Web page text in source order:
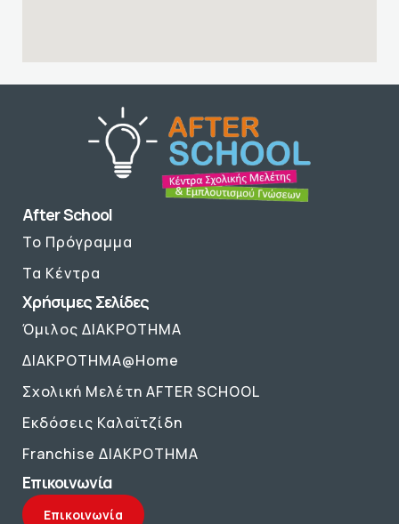
After School
Το Πρόγραμμα
Τα Κέντρα
Χρήσιμες Σελίδες
Όμιλος ΔΙΑΚΡΟΤΗΜΑ
ΔΙΑΚΡΟΤΗΜΑ@Home
Σχολική Μελέτη AFTER SCHOOL
Εκδόσεις Καλαϊτζίδη
Franchise ΔΙΑΚΡΟΤΗΜΑ
Επικοινωνία
Επικοινωνία